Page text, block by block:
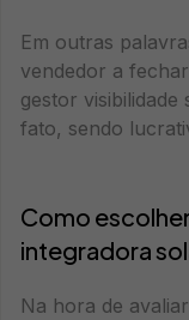
Em outras
vendedor a
gestor visibilidade
fato, sendo
Como
integradora
Na hora de